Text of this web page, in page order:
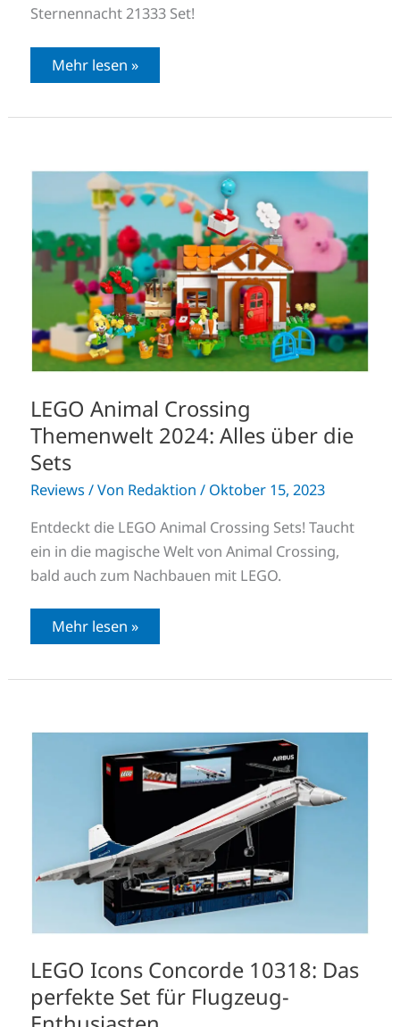
Sternennacht 21333 Set!
Mehr lesen »
LEGO Animal Crossing
Themenwelt 2024: Alles über die
Sets
Reviews / Von Redaktion / Oktober 15, 2023
Entdeckt die LEGO Animal Crossing Sets! Taucht
ein in die magische Welt von Animal Crossing,
bald auch zum Nachbauen mit LEGO.
LEGO
Animal
Crossing
Themenwelt
2024:
Alles
über
die
Sets
Mehr lesen »
LEGO Icons Concorde 10318: Das
perfekte Set für Flugzeug-
LEGO
Concorde
Flugzeug-
Enthusiasten